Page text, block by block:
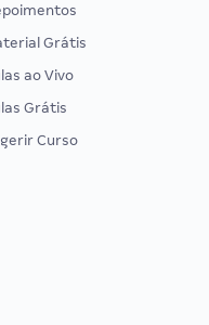
Grátis
ao Vivo
Grátis
Curso